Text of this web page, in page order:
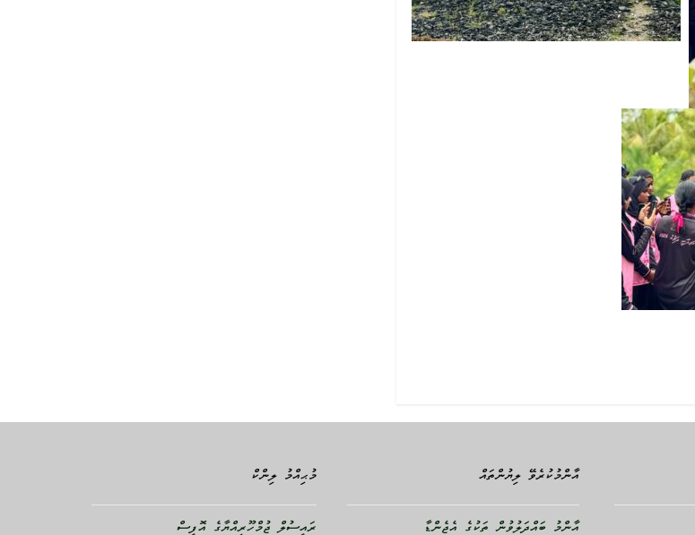
މުޙިއްމު ލިންކް
ރައީސުލް ޖުމްހޫރިއްޔާގެ އޮފީސް
އާންމުކުރެވޭ ލިޔުންތައް
އާންމު ބައްދަލުވުން ތަކުގެ އެޖެންޑާ